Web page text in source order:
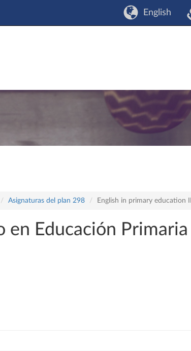
English
Asignaturas del plan 298 English in primary education III
en Educación Primaria